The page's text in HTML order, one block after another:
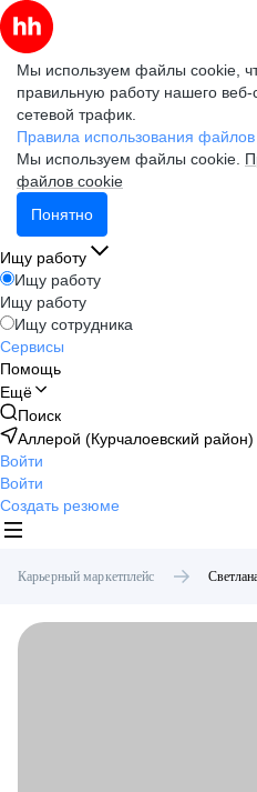
Мы используем файлы cookie,
правильную работу нашего веб-
сетевой трафик.
Правила использования
Мы используем файлы cookie.
файлов cookie
Понятно
Ищу работу
Ищу работу
Ищу работу
Ищу сотрудника
Сервисы
Помощь
Ещё
Поиск
Аллерой (Курчалоевский район)
Войти
Войти
Создать резюме
Карьерный маркетплейс